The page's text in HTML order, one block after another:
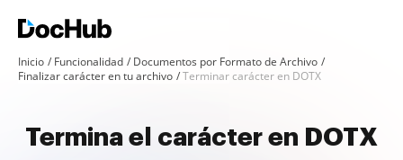
Inicio Funcionalidad
Documentos por Formato de Archivo
Finalizar carácter en tu archivo
Terminar carácter en DOTX
Termina el carácter en DOTX